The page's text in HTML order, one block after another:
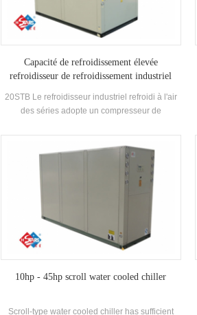
méthode de chauffage conventionnel, qui peut
réduire considérablement l'opération Coût.
Capacité de refroidissement élevée
refroidisseur de refroidissement industriel
20STB Le refroidisseur industriel refroidi à l'air
des séries adopte un compresseur de
Haute-efficacité Échangeur de chaleur de coque
et de tube, utilisant R22, R407C Réfrigérant,
Efficacité énergétique Grade jusqu'à 2 niveaux
10hp - 45hp scroll water cooled chiller
Scroll-type water cooled chiller has sufficient